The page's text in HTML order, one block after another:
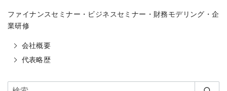
ファイナンスセミナー・ビジネスセミナー・財務モデリング・企
業研修
会社概要
代表略歴